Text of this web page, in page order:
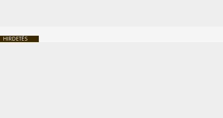
HIRDETÉS